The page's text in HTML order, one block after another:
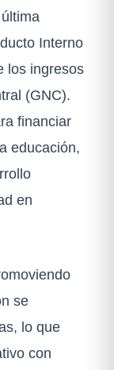
Interno
los ingresos
(GNC).
financiar
educación,
en
se
lo que
con